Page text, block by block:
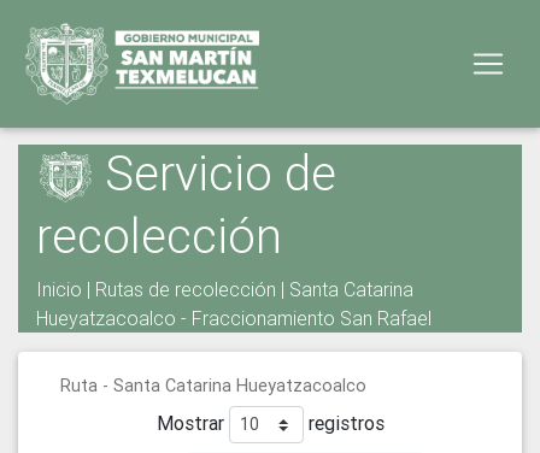
Servicio de
recolección
Inicio | Rutas de recolección | Santa Catarina
Hueyatzacoalco - Fraccionamiento San Rafael
Ruta - Santa Catarina Hueyatzacoalco
Mostrar
registros